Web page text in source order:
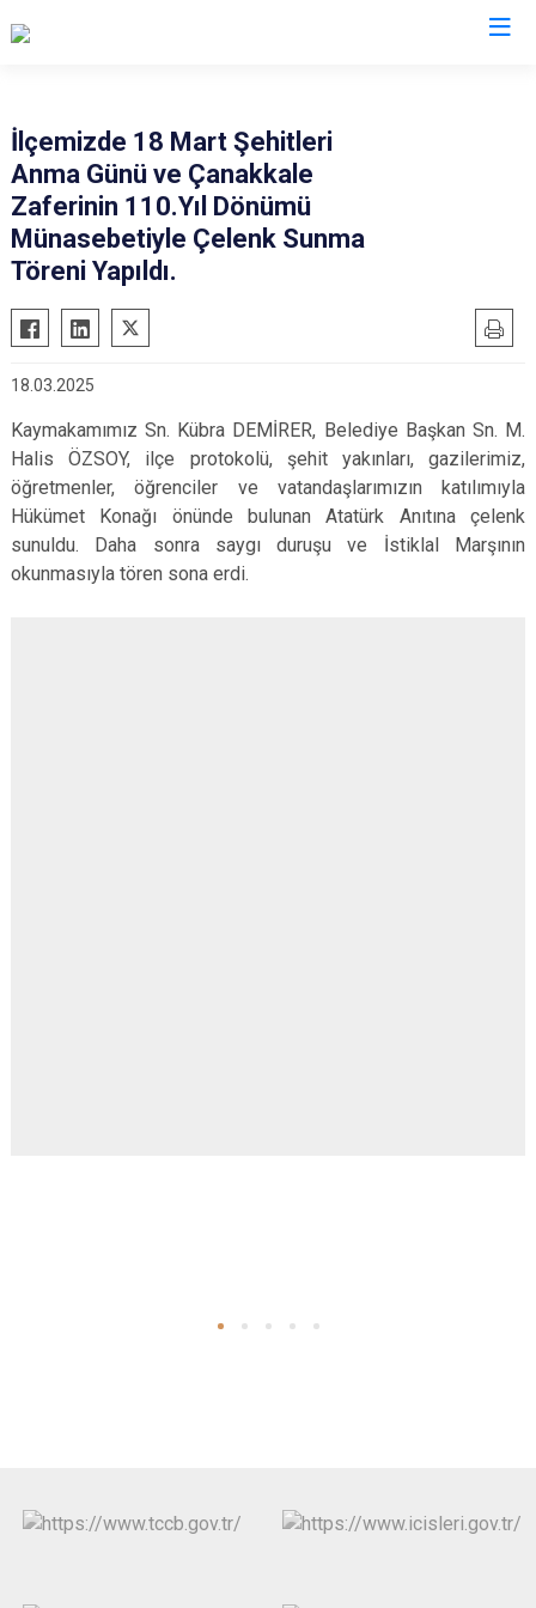
Aşkale
Çat
Hınıs
Aziziye
İspir
Karayazı
Köprüköy
Narman
Oltu
Olur
Uzundere
Palandöken
Yakutiye
İlçemizde 18 Mart Şehitleri
Anma Günü ve Çanakkale
Zaferinin 110.Yıl Dönümü
Münasebetiyle Çelenk Sunma
Töreni Yapıldı.
18.03.2025
Kaymakamımız Sn. Kübra DEMİRER, Belediye Başkan Sn. M.
Halis ÖZSOY, ilçe protokolü, şehit yakınları, gazilerimiz,
öğretmenler, öğrenciler ve vatandaşlarımızın katılımıyla
Hükümet Konağı önünde bulunan Atatürk Anıtına çelenk
sunuldu. Daha sonra saygı duruşu ve İstiklal Marşının
okunmasıyla tören sona erdi.